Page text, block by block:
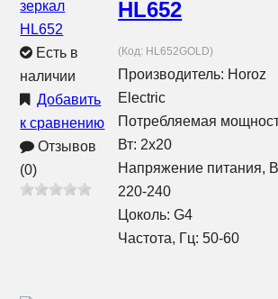
Есть в
наличии
Добавить
к сравнению
Отзывов
(0)
HL652
(Код: HL652GOLD)
Производитель: Horoz
Electric
Потребляемая
Вт: 2x20
Напряжение питания,
220-240
Цоколь: G4
Частота, Гц: 50-60